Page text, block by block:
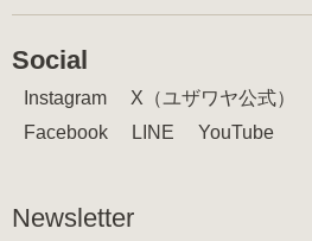
Social
Instagram X（ユザワヤ公式）
Facebook
LINE YouTube
Newsletter